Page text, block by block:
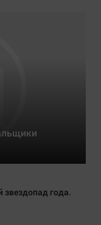
звездопад года.